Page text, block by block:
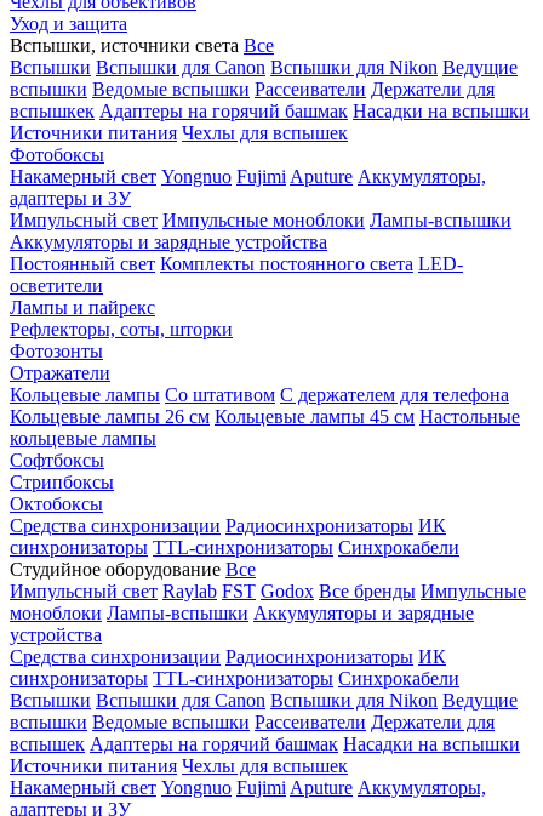
Уход и защита
Вспышки, источники света Все
Вспышки Вспышки для Canon Вспышки для Nikon Ведущие
вспышки Ведомые вспышки Рассеиватели Держатели для
вспышкек Адаптеры на горячий башмак Насадки на вспышки
Источники питания Чехлы для вспышек
Фотобоксы
Накамерный свет Yongnuo Fujimi Aputure Аккумуляторы,
адаптеры и ЗУ
Импульсный свет Импульсные моноблоки Лампы-вспышки
Аккумуляторы и зарядные устройства
Постоянный свет Комплекты постоянного света LED-
осветители
Лампы и пайрекс
Рефлекторы, соты, шторки
Фотозонты
Отражатели
Кольцевые лампы Со штативом С держателем для телефона
Кольцевые лампы 26 см Кольцевые лампы 45 см Настольные
кольцевые лампы
Софтбоксы
Стрипбоксы
Октобоксы
Средства синхронизации Радиосинхронизаторы ИК
синхронизаторы TTL-синхронизаторы Синхрокабели
Студийное оборудование Все
Импульсный свет Raylab FST Godox Все бренды Импульсные
моноблоки Лампы-вспышки Аккумуляторы и зарядные
устройства
Средства синхронизации Радиосинхронизаторы ИК
синхронизаторы TTL-синхронизаторы Синхрокабели
Вспышки Вспышки для Canon Вспышки для Nikon Ведущие
вспышки Ведомые вспышки Рассеиватели Держатели для
вспышек Адаптеры на горячий башмак Насадки на вспышки
Источники питания Чехлы для вспышек
Накамерный свет Yongnuo Fujimi Aputure Аккумуляторы,
адаптеры и ЗУ